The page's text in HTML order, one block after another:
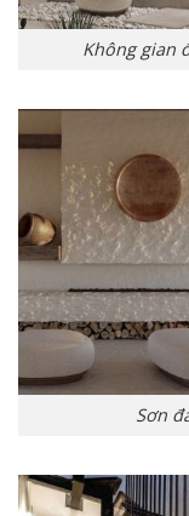
Không gian
Sơn